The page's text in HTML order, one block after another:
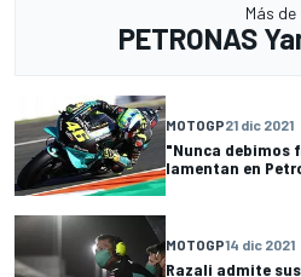
Más de
PETRONAS
MOTOGP21 dic 2021
"Nunca debimos
lamentan en
MOTOGP14 dic 2021
Razali admite